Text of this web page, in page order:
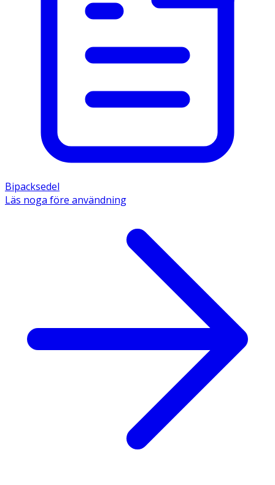
Bipacksedel
Läs noga före användning